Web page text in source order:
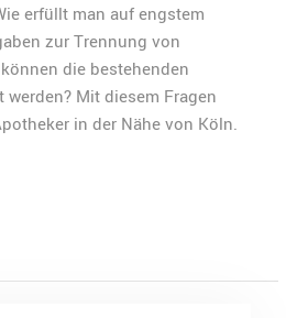
erfüllt man auf engstem
zur Trennung von
die bestehenden
Mit diesem Fragen
in der Nähe von Köln.